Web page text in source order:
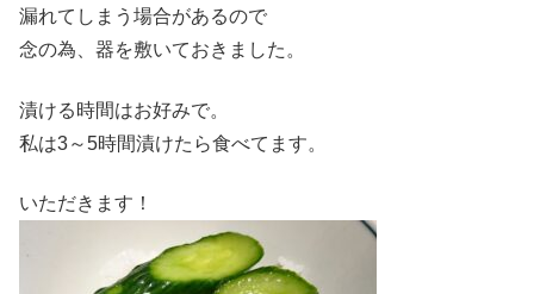
漏れてしまう場合があるので
念の為、器を敷いておきました。
漬ける時間はお好みで。
私は3～5時間漬けたら食べてます。
いただきます！